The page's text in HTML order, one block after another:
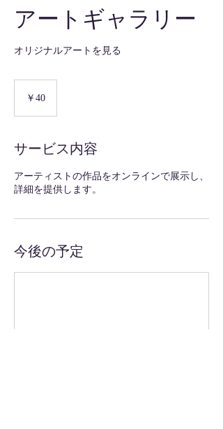
アートギャラリー
オリジナルアートを見る
￥40
サービス内容
アーティストの作品をオンラインで展示し、
詳細を提供します。
今後の予定